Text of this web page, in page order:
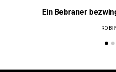
Ein Bebraner